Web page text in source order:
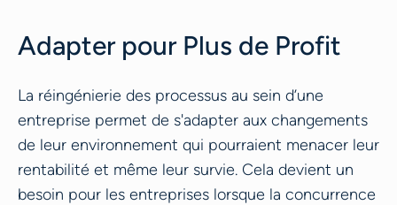
Adapter pour Plus de Profit
La réingénierie des processus au sein d’une
entreprise permet de s'adapter aux changements
de leur environnement qui pourraient menacer leur
rentabilité et même leur survie. Cela devient un
besoin pour les entreprises lorsque la concurrence